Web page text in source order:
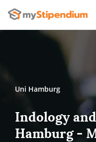
Uni Hamburg
Indology
Hamburg -